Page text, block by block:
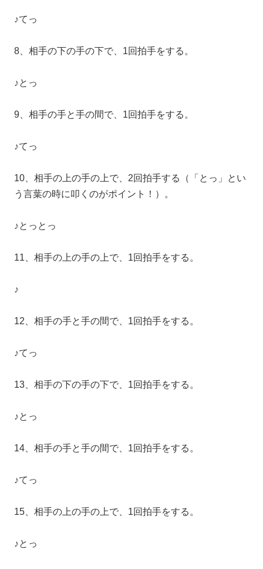
♪てっ
8、相手の下の手の下で、1回拍手をする。
♪とっ
9、相手の手と手の間で、1回拍手をする。
♪てっ
10、相手の上の手の上で、2回拍手する（「とっ」とい
う言葉の時に叩くのがポイント！）。
♪とっとっ
11、相手の上の手の上で、1回拍手をする。
♪
12、相手の手と手の間で、1回拍手をする。
♪てっ
13、相手の下の手の下で、1回拍手をする。
♪とっ
14、相手の手と手の間で、1回拍手をする。
♪てっ
15、相手の上の手の上で、1回拍手をする。
♪とっ